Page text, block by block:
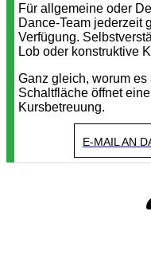
Für allgemeine oder
Dance-Team jederzeit
Verfügung.
Lob oder konstruktive
Ganz gleich, worum
Schaltfläche öffnet
Kursbetreuung.
E-MAIL AN